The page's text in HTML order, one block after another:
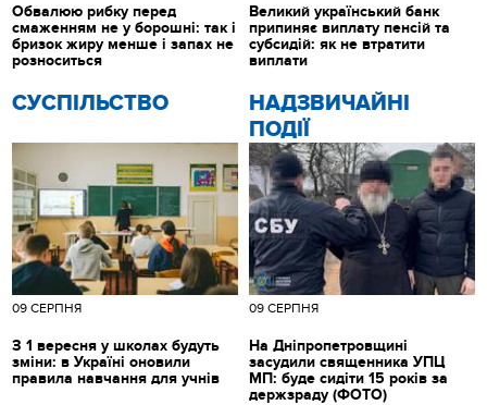
CУСПІЛЬСТВО
09 СЕРПНЯ
З 1 вересня у школах будуть
зміни: в Україні оновили
правила навчання для учнів
НАДЗВИЧАЙНІ
ПОДІЇ
09 СЕРПНЯ
На Дніпропетровщині
засудили священника УПЦ
МП: буде сидіти 15 років за
держзраду (ФОТО)
Обвалюю рибку перед
смаженням не у борошні: так і
бризок жиру менше і запах не
розноситься
Великий український банк
припиняє виплату пенсій та
субсидій: як не втратити
виплати